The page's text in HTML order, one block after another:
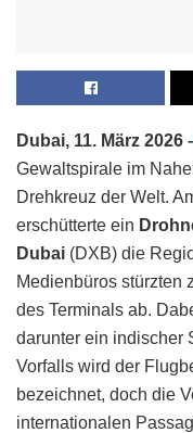
Dubai, 11. März 2026
Gewaltspirale im
Drehkreuz der Welt.
erschütterte ein
Dubai (DXB) die
Medienbüros stürzten
des Terminals ab.
darunter ein indischer
Vorfalls wird der
bezeichnet, doch die
internationalen